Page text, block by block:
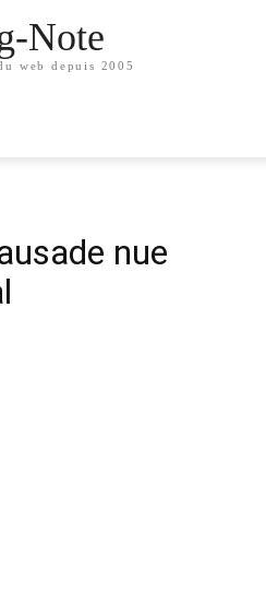
Note
web depuis 2005
nue